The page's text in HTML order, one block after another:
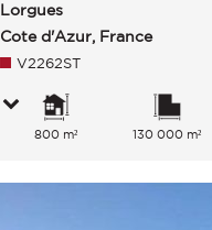
Lorgues
Cote d'Azur, France
V2262ST
800 m² 130 000 m²